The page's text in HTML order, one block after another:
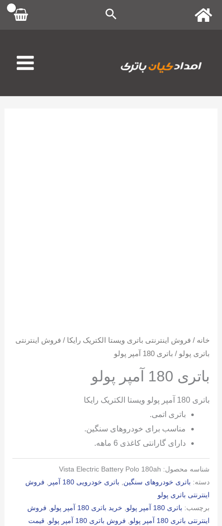
پرش
خانه / فروش اینترنتی باتری ویستا الکتریک رایکا / فروش اینترنتی
باتری پولو / باتری 180 آمپر پولو
باتری 180 آمپر پولو
باتری 180 آمپر پولو ویستا الکتریک رایکا
باتری اتمی.
مناسب برای خودروهای سنگین.
دارای گارانتی کاغذی 6 ماهه.
شناسه محصول: Vista Electric Battery Polo 180ah
دسته: باتری خودروهای سنگین باتری خودرویی 180 آمپر
فروش
اینترنتی باتری پولو
برچسب: باتری 180 آمپر پولو خرید باتری 180 آمپر پولو
فروش
اینترنتی باتری 180 آمپر پولو
فروش باتری 180 آمپر پولو
قیمت